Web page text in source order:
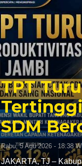
Wabup
hingga
untuk
Rabu, 5 Agu 2026 - 17:18
JAKARTA, TJ –